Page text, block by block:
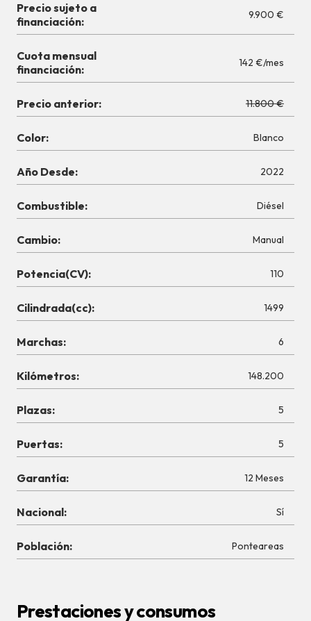
Precio sujeto a
financiación:
9.900 €
Cuota mensual
financiación:
142 €/mes
Precio anterior: 11.800 €
Color: Blanco
Año Desde: 2022
Combustible: Diésel
Cambio: Manual
Potencia(CV): 110
Cilindrada(cc): 1499
Marchas: 6
Kilómetros: 148.200
Plazas: 5
Puertas: 5
Garantía: 12 Meses
Nacional: Sí
Población: Ponteareas
Prestaciones y consumos